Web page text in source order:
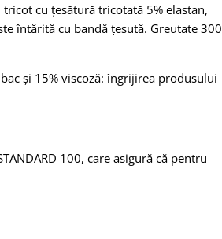
cu țesătură tricotată 5% elastan,
întărită cu bandă țesută. Greutate 300
și 15% viscoză: îngrijirea produsului
100, care asigură că pentru